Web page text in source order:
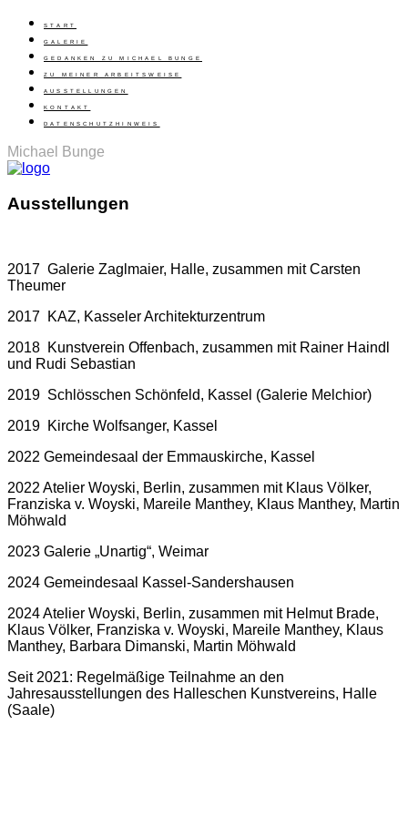
START
GALERIE
GEDANKEN ZU MICHAEL BUNGE
ZU MEINER ARBEITSWEISE
AUSSTELLUNGEN
KONTAKT
DATENSCHUTZHINWEIS
Michael Bunge
Ausstellungen
2017 Galerie Zaglmaier, Halle, zusammen mit Carsten
Theumer
2017 KAZ, Kasseler Architekturzentrum
2018 Kunstverein Offenbach, zusammen mit Rainer Haindl
und Rudi Sebastian
2019 Schlösschen Schönfeld, Kassel (Galerie Melchior)
2019 Kirche Wolfsanger, Kassel
2022 Gemeindesaal der Emmauskirche, Kassel
2022 Atelier Woyski, Berlin, zusammen mit Klaus Völker,
Franziska v. Woyski, Mareile Manthey, Klaus Manthey, Martin
Möhwald
2023 Galerie „Unartig“, Weimar
2024 Gemeindesaal Kassel-Sandershausen
2024 Atelier Woyski, Berlin, zusammen mit Helmut Brade,
Klaus Völker, Franziska v. Woyski, Mareile Manthey, Klaus
Manthey, Barbara Dimanski, Martin Möhwald
Seit 2021: Regelmäßige Teilnahme an den
Jahresausstellungen des Halleschen Kunstvereins, Halle
(Saale)